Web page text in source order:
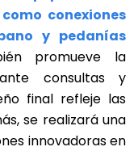
conexiones
y pedanías
promueve la
consultas y
final refleje las
se realizará una
innovadoras en